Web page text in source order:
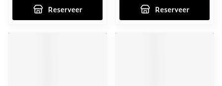
Reserveer Reserveer